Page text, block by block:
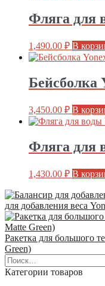
Фляга для
1,490.00 ₽ В
Бейсболка
3,450.00 ₽ В
Фляга для
1,430.00 ₽ В
для добавления веса
Ракетка для большого
Green)
Найти:
Категории товаров